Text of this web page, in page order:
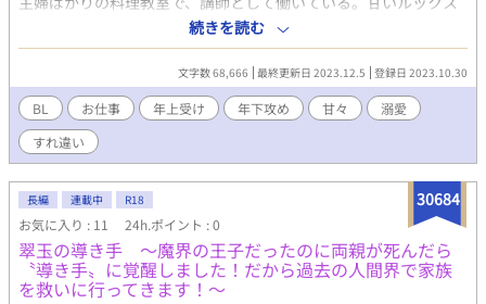
と柔らかな雰囲気のおかげで、多希は人気講師だった。 ある日、
男の生徒──久住が教室の体験にやって来る。 MRとして働く久住
は、接待と多忙で不規則な生活のせいで今年の健康診断はオールE
だと言う。それを改善すべく、料理教室に通う決心をしたらし
い。生真面目だが、どことなく抜けている久住に会うのが、多希
の密かな楽しみになっていた。 ほんのりと幸せな日々もつかの
間、ある日多希の職場に、元恋人の菅原が現れて……。
続きを読む
文字数 68,666 最終更新日 2023.12.5 登録日 2023.10.30
BL お仕事 年上受け 年下攻め 甘々
溺愛
すれ違い
30684
長編 連載中 R18
お気に入り : 11 24h.ポイント : 0
翠玉の導き手 〜魔界の王子だったのに両親が死んだら
〝導き手〟に覚醒しました！だから過去の人間界で家族
を救いに行ってきます！〜